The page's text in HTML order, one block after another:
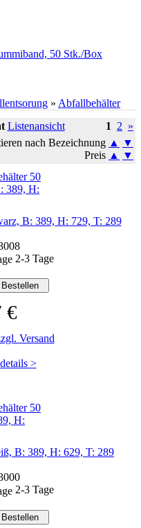
50 Stk./Box
» Abfallbehälter
1 2 »
Listenansicht
nach Bezeichnung ▲
▼
Preis ▲ ▼
B: 389, H: 729, T: 289
2-3 Tage
€
Versand
>
B: 389, H: 629, T: 289
2-3 Tage